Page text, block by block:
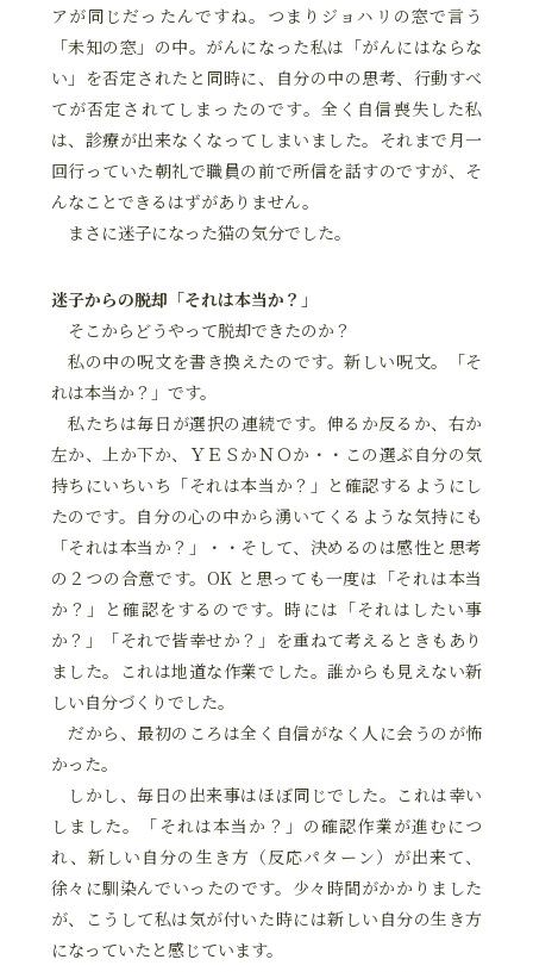
アが同じだったんですね。つまりジョハリの窓で言う
「未知の窓」の中。がんになった私は「がんにはならな
い」を否定されたと同時に、自分の中の思考、行動すべ
てが否定されてしまったのです。全く自信喪失した私
は、診療が出来なくなってしまいました。それまで月一
回行っていた朝礼で職員の前で所信を話すのですが、そ
んなことできるはずがありません。
まさに迷子になった猫の気分でした。
迷子からの脱却「それは本当か？」
そこからどうやって脱却できたのか？
私の中の呪文を書き換えたのです。新しい呪文。「そ
れは本当か？」です。
私たちは毎日が選択の連続です。伸るか反るか、右か
左か、上か下か、ＹＥＳかＮＯか・・この選ぶ自分の気
持ちにいちいち「それは本当か？」と確認するようにし
たのです。自分の心の中から湧いてくるような気持にも
「それは本当か？」・・そして、決めるのは感性と思考
の２つの合意です。OK と思っても一度は「それは本当
か？」と確認をするのです。時には「それはしたい事
か？」「それで皆幸せか？」を重ねて考えるときもあり
ました。これは地道な作業でした。誰からも見えない新
しい自分づくりでした。
だから、最初のころは全く自信がなく人に会うのが怖
かった。
しかし、毎日の出来事はほぼ同じでした。これは幸い
しました。「それは本当か？」の確認作業が進むにつ
れ、新しい自分の生き方（反応パターン）が出来て、
徐々に馴染んでいったのです。少々時間がかかりました
が、こうして私は気が付いた時には新しい自分の生き方
になっていたと感じています。